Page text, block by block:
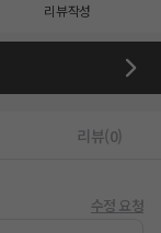
리뷰작성
리뷰(0)
수정 요청